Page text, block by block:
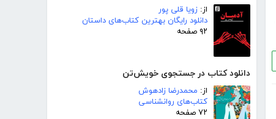
از: زویا قلی پور
دانلود رایگان بهترین کتاب‌های داستان
۹۲ صفحه
دانلود کتاب در جستجوی خویش‌تن
از: محمدرضا زادهوش
کتاب‌های روانشناسی
۷۲ صفحه